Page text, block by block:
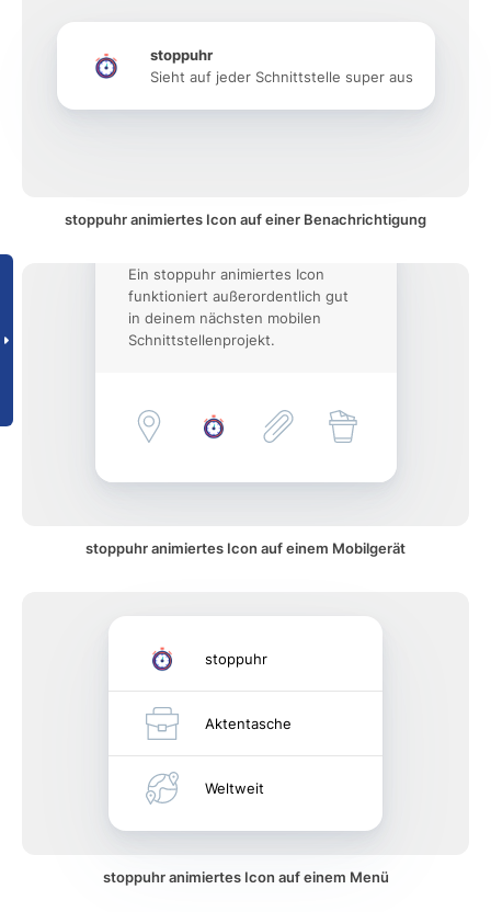
stoppuhr
Sieht auf jeder Schnittstelle super aus
stoppuhr animiertes Icon auf einer Benachrichtigung
Ein stoppuhr animiertes Icon
funktioniert außerordentlich gut
in deinem nächsten mobilen
Schnittstellenprojekt.
stoppuhr animiertes Icon auf einem Mobilgerät
stoppuhr
Aktentasche
Weltweit
stoppuhr animiertes Icon auf einem Menü